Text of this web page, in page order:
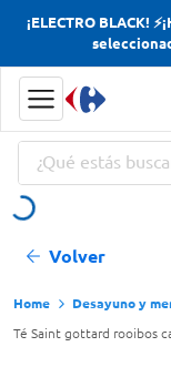
¡ELECTRO BLACK!
¿Qué estás buscando
Volver
Desayuno y
Té Saint gottard rooibos
Términos
Yerba
Cerveza
Doves
Términos
Yerba
Cerveza
Doves
Jabon Tocador